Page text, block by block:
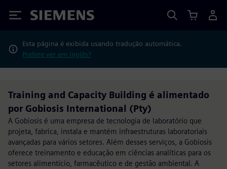
Siemens
Esta página é exibida usando tradução automática.
Prefere ver em inglês?
Training and Capacity Building é alimentado
por Gobiosis International (Pty)
A Gobiosis é uma empresa de tecnologia de laboratório que
projeta, fabrica, instala e mantém infraestruturas laboratoriais
avançadas para vários setores. Além desses serviços, a Gobiosis
oferece treinamento e educação em ciências analíticas para os
setores alimentício, farmacêutico e de gestão ambiental. A